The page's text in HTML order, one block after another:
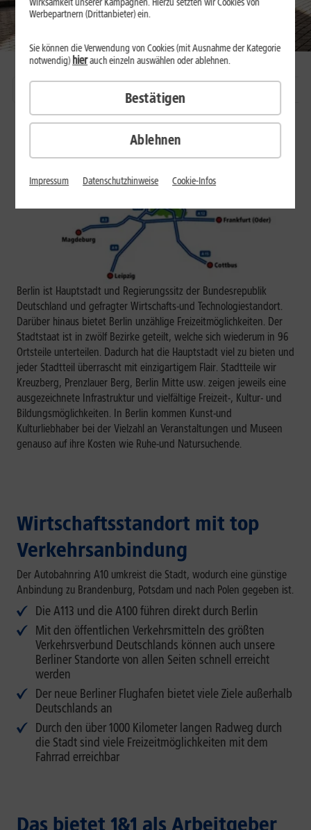
Berlin ist Hauptstadt und Regierungssitz der Bundesrepublik
Deutschland und gefragter Wirtschafts-und Technologiestandort.
Darüber hinaus bietet Berlin unzählige Freizeitmöglichkeiten. Der
Stadtstaat ist in zwölf Bezirke geteilt, welche sich wiederum in 96
Ortsteile unterteilen. Dadurch hat die Hauptstadt viel zu bieten und
jeder Stadtteil überrascht mit einzigartigem Flair. Stadtteile wir
Kreuzberg, Prenzlauer Berg, Berlin Mitte usw. zeigen jeweils eine
ausgezeichnete Infrastruktur und vielfältige Freizeit-, Kultur- und
Bildungsmöglichkeiten. In Berlin kommen Kunst-und
Kulturliebhaber bei der Vielzahl an Veranstaltungen und Museen
genauso auf ihre Kosten wie Ruhe-und Natursuchende.
Wirtschaftsstandort mit top
Verkehrsanbindung
Der Autobahnring A10 umkreist die Stadt, wodurch eine günstige
Anbindung zu Brandenburg, Potsdam und nach Polen gegeben ist.
Die A113 und die A100 führen direkt durch Berlin
Mit den öffentlichen Verkehrsmitteln des größten
Verkehrsverbund Deutschlands können auch unsere
Berliner Standorte von allen Seiten schnell erreicht
werden
Der neue Berliner Flughafen bietet viele Ziele außerhalb
Deutschlands an
Durch den über 1000 Kilometer langen Radweg durch
die Stadt sind viele Freizeitmöglichkeiten mit dem
Fahrrad erreichbar
Das bietet 1&1 als Arbeitgeber
Werbepartnern (Drittanbieter) ein.
Ablehnen
Sie können die Verwendung von Cookies (mit Ausnahme der Kategorie
notwendig)hierauch einzeln auswählen oder ablehnen.
Bestätigen
Impressum Datenschutzhinweise Cookie-Infos